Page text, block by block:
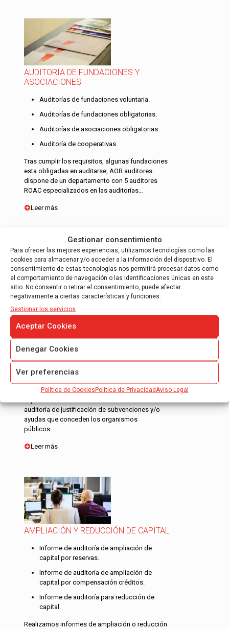
Gestionar consentimiento
Para ofrecer las mejores experiencias, utilizamos tecnologías como las
cookies para almacenar y/o acceder a la información del dispositivo. El
consentimiento de estas tecnologías nos permitirá procesar datos como
el comportamiento de navegación o las identificaciones únicas en este
sitio. No consentir o retirar el consentimiento, puede afectar
negativamente a ciertas características y funciones.
Gestionar los servicios
Aceptar Cookies
Denegar Cookies
Ver preferencias
Política de CookiesPolítica de Privacidad Aviso Legal
AUDITORÍA DE FUNDACIONES Y
ASOCIACIONES
Auditorías de fundaciones voluntaria.
Auditorías de fundaciones obligatorias.
Auditorías de asociaciones obligatorias.
Auditoría de cooperativas.
Tras cumplir los requisitos, algunas fundaciones
esta obligadas en auditarse, AOB auditores
dispone de un departamento con 5 auditores
ROAC especializados en las auditorías…
Leer más
INFORME DE JUSTIFICACIÓN DE
SUBVENCIONES
Informe de auditoría para justificación de
ayudas CDTI.
Informe de auditoría para justificación
FEDER – 7º Programa Marco.
Informe de auditoría controlador de primer
nivel.
Nuestros auditores tienen mas de 10 años de
auditoría de justificación de subvenciones y/o
ayudas que conceden los organismos
públicos…
Leer más
AMPLIACIÓN Y REDUCCIÓN DE CAPITAL
Informe de auditoría de ampliación de
capital por reservas.
Informe de auditoría de ampliación de
capital por compensación créditos.
Informe de auditoría para reducción de
capital.
Realizamos informes de ampliación o reducción